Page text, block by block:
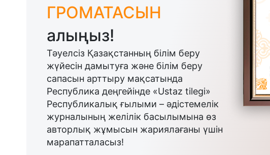
ГРОМАТАСЫН
алыңыз!
Тәуелсіз Қазақстанның білім беру
жүйесін дамытуға және білім беру
сапасын арттыру мақсатында
Республика деңгейінде «Ustaz tilegi»
Республикалық ғылыми – әдістемелік
журналының желілік басылымына өз
авторлық жұмысын жариялағаны үшін
марапатталасыз!